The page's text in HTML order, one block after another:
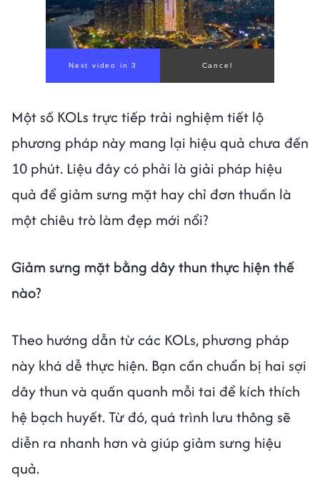
Một số KOLs trực tiếp trải nghiệm tiết lộ
phương pháp này mang lại hiệu quả chưa đến
10 phút. Liệu đây có phải là giải pháp hiệu
quả để giảm sưng mặt hay chỉ đơn thuần là
một chiêu trò làm đẹp mới nổi?
Giảm sưng mặt bằng dây thun thực hiện thế
nào?
Theo hướng dẫn từ các KOLs, phương pháp
này khá dễ thực hiện. Bạn cần chuẩn bị hai sợi
dây thun và quấn quanh mỗi tai để kích thích
hệ bạch huyết. Từ đó, quá trình lưu thông sẽ
diễn ra nhanh hơn và giúp giảm sưng hiệu
quả.